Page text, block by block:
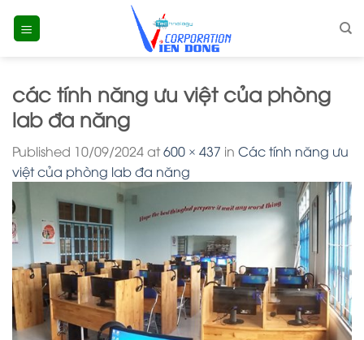
các tính năng ưu việt của phòng
lab đa năng
Published 10/09/2024at600 × 437 in Các tính năng ưu
việt của phòng lab đa năng